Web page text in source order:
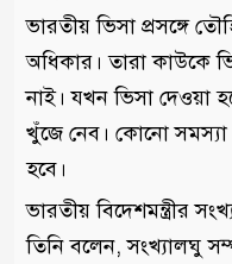
ভারতীয় ভিসা প্রসঙ্গে
অধিকার। তারা কাউকে
নাই। যখন ভিসা দেওয়া
খুঁজে নেব। কোনো
হবে।
ভারতীয় বিদেশমন্ত্রীর
তিনি বলেন, সংখ্যালঘু